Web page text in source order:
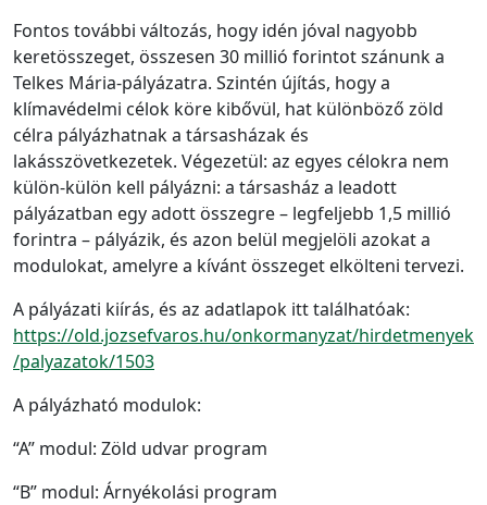
Fontos további változás, hogy idén jóval nagyobb
keretösszeget, összesen 30 millió forintot szánunk a
Telkes Mária-pályázatra. Szintén újítás, hogy a
klímavédelmi célok köre kibővül, hat különböző zöld
célra pályázhatnak a társasházak és
lakásszövetkezetek. Végezetül: az egyes célokra nem
külön-külön kell pályázni: a társasház a leadott
pályázatban egy adott összegre – legfeljebb 1,5 millió
forintra – pályázik, és azon belül megjelöli azokat a
modulokat, amelyre a kívánt összeget elkölteni tervezi.
A pályázati kiírás, és az adatlapok itt találhatóak:
https://old.jozsefvaros.hu/onkormanyzat/hirdetmenyek
/palyazatok/1503
A pályázható modulok:
“A” modul: Zöld udvar program
“B” modul: Árnyékolási program